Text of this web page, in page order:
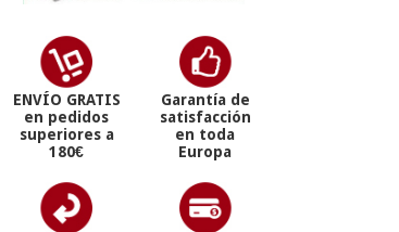
ENVÍO GRATIS
en pedidos
superiores a
180€
Garantía de
satisfacción
en toda
Europa